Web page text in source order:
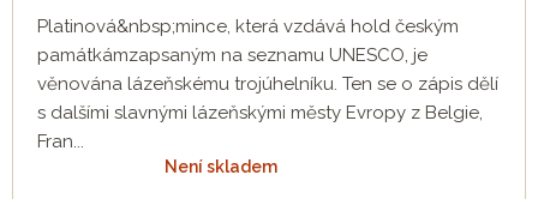
Platinová&nbsp;mince, která vzdává hold českým
památkámzapsaným na seznamu UNESCO, je
věnována lázeňskému trojúhelníku. Ten se o zápis dělí
s dalšími slavnými lázeňskými městy Evropy z Belgie,
Fran...
Není skladem